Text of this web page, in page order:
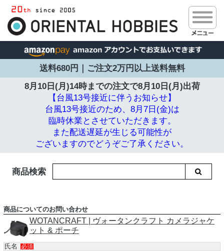
送料680円｜ご注文2万円以上送料無料
8月10日(月)14時までの注文で8月10日(月)出荷
【台風13号接近に伴うお知らせ】
台風13号接近のため、8月7日(金)は
臨時休業とさせていただきます。
また配送遅延が生じる可能性が
ございますのでどうぞご了承ください。
商品検索
商品についてのお問い合わせ
WOTANCRAFT | ヴォータンクラフト カメラジャケ
ット & ポーチ
氏名 必須